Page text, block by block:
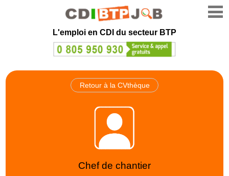
L'emploi en CDI du secteur BTP
Retour à la CVthèque
Chef de chantier